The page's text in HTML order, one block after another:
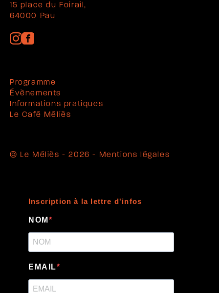
15 place du Foirail,
64000 Pau
Programme
Évènements
Informations pratiques
Le Café Méliès
© Le Méliès - 2026 - Mentions légales
Inscription à la lettre d'infos
NOM
EMAIL